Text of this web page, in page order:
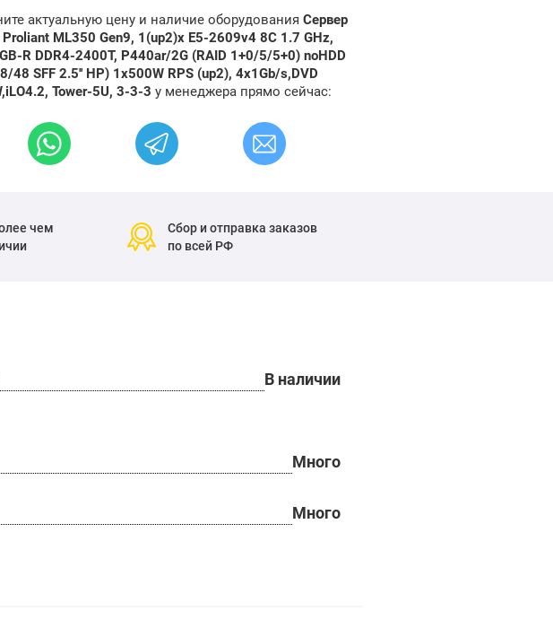
актуальную цену и наличие оборудования Сервер
Proliant ML350 Gen9, 1(up2)x E5-2609v4 8C 1.7 GHz,
R DDR4-2400T, P440ar/2G (RAID 1+0/5/5+0) noHDD
48 SFF 2.5'' HP) 1x500W RPS (up2), 4x1Gb/s,DVD
Tower-5U, 3-3-3 у менеджера прямо сейчас:
чем
Сбор и отправка заказов
по всей РФ
В наличии
Много
Много